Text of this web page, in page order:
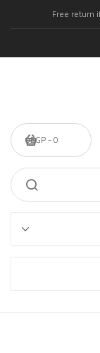
Free return
0 - 0EGP